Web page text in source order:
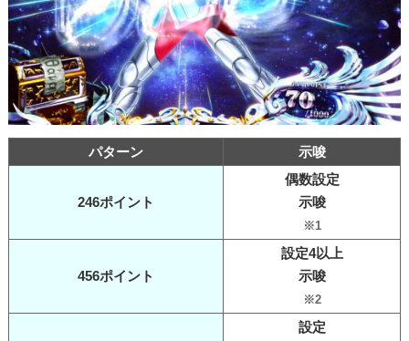
パターン 示唆
246ポイント
偶数設定
示唆
※1
456ポイント
設定4以上
示唆
※2
設定